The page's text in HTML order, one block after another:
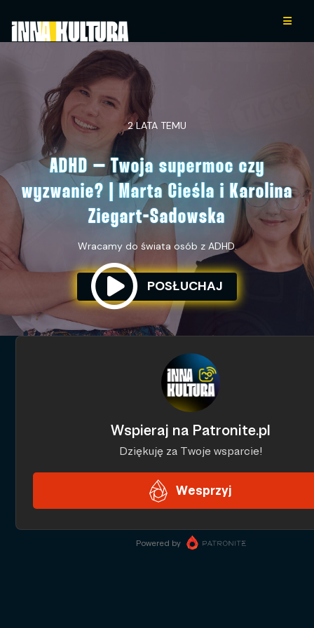
2 LATA TEMU
ADHD – Twoja supermoc czy
wyzwanie? | Marta Cieśla i Karolina
Ziegart-Sadowska
Wracamy do świata osób z ADHD.
POSŁUCHAJ